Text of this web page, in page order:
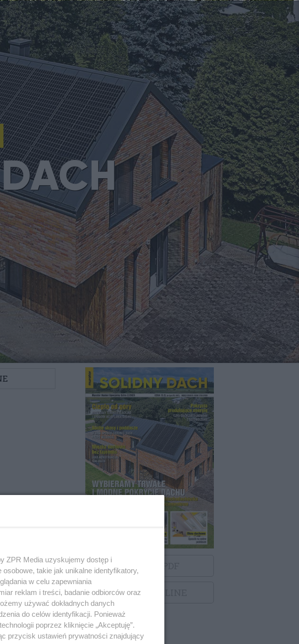
w
Możesz
bezpłatny
POBIERZ PDF
ZOBACZ ONLINE
ZPR Media uzyskujemy dostęp i
takie jak unikalne identyfikatory,
w celu zapewniania
reklam i treści, badanie odbiorców oraz
używać dokładnych danych
do celów identyfikacji. Ponieważ
poprzez kliknięcie „Akceptuję”.
przycisk ustawień prywatności znajdujący